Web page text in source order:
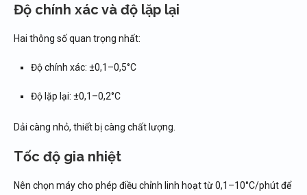
Độ chính xác và độ lặp lại
Hai thông số quan trọng nhất:
Độ chính xác: ±0,1–0,5°C
Độ lặp lại: ±0,1–0,2°C
Dải càng nhỏ, thiết bị càng chất lượng.
Tốc độ gia nhiệt
Nên chọn máy cho phép điều chỉnh linh hoạt từ 0,1–10°C/phút để